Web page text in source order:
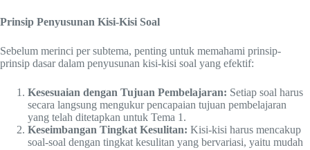
Prinsip Penyusunan Kisi-Kisi Soal
Sebelum merinci per subtema, penting untuk memahami prinsip-
prinsip dasar dalam penyusunan kisi-kisi soal yang efektif:
Kesesuaian dengan Tujuan Pembelajaran: Setiap soal harus
secara langsung mengukur pencapaian tujuan pembelajaran
yang telah ditetapkan untuk Tema 1.
Keseimbangan Tingkat Kesulitan: Kisi-kisi harus mencakup
soal-soal dengan tingkat kesulitan yang bervariasi, yaitu mudah